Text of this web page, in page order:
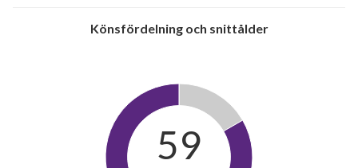
Könsfördelning och snittålder
59